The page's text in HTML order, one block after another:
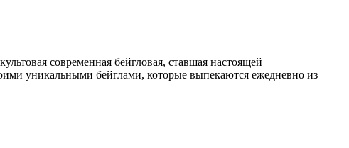
современная бейгловая, ставшая настоящей
уникальными бейглами, которые выпекаются ежедневно из